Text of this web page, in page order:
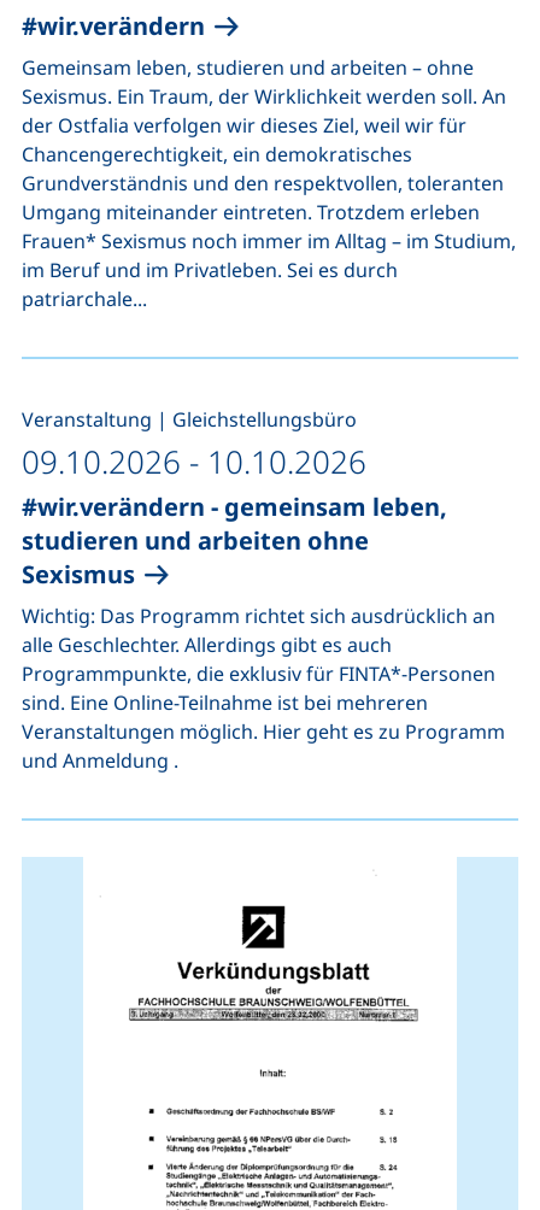
#wir.verändern
Gemeinsam leben, studieren und arbeiten – ohne
Sexismus. Ein Traum, der Wirklichkeit werden soll. An
der Ostfalia verfolgen wir dieses Ziel, weil wir für
Chancengerechtigkeit, ein demokratisches
Grundverständnis und den respektvollen, toleranten
Umgang miteinander eintreten. Trotzdem erleben
Frauen* Sexismus noch immer im Alltag – im Studium,
im Beruf und im Privatleben. Sei es durch
patriarchale...
#wir.verändern - gemeinsam leben,
studieren und arbeiten ohne
Sexismus
Veranstaltung | Gleichstellungsbüro
09.10.2026 - 10.10.2026
Wichtig: Das Programm richtet sich ausdrücklich an
alle Geschlechter. Allerdings gibt es auch
Programmpunkte, die exklusiv für FINTA*-Personen
sind. Eine Online-Teilnahme ist bei mehreren
Veranstaltungen möglich. Hier geht es zu Programm
und Anmeldung .